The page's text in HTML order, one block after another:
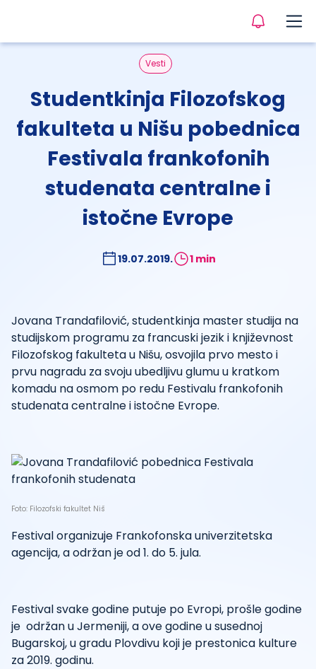
Vesti
Studentkinja Filozofskog
fakulteta u Nišu pobednica
Festivala frankofonih
studenata centralne i
istočne Evrope
19.07.2019. 1 min
Jovana Trandafilović, studentkinja master studija na
studijskom programu za francuski jezik i književnost
Filozofskog fakulteta u Nišu, osvojila prvo mesto i
prvu nagradu za svoju ubedljivu glumu u kratkom
komadu na osmom po redu Festivalu frankofonih
studenata centralne i istočne Evrope.
Foto: Filozofski fakultet Niš
Festival organizuje Frankofonska univerzitetska
agencija, a održan je od 1. do 5. jula.
Festival svake godine putuje po Evropi, prošle godine
je održan u Jermeniji, a ove godine u susednoj
Bugarskoj, u gradu Plovdivu koji je prestonica kulture
za 2019. godinu.